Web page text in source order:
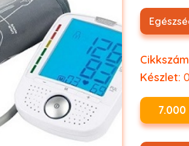
Készlet:
7.000